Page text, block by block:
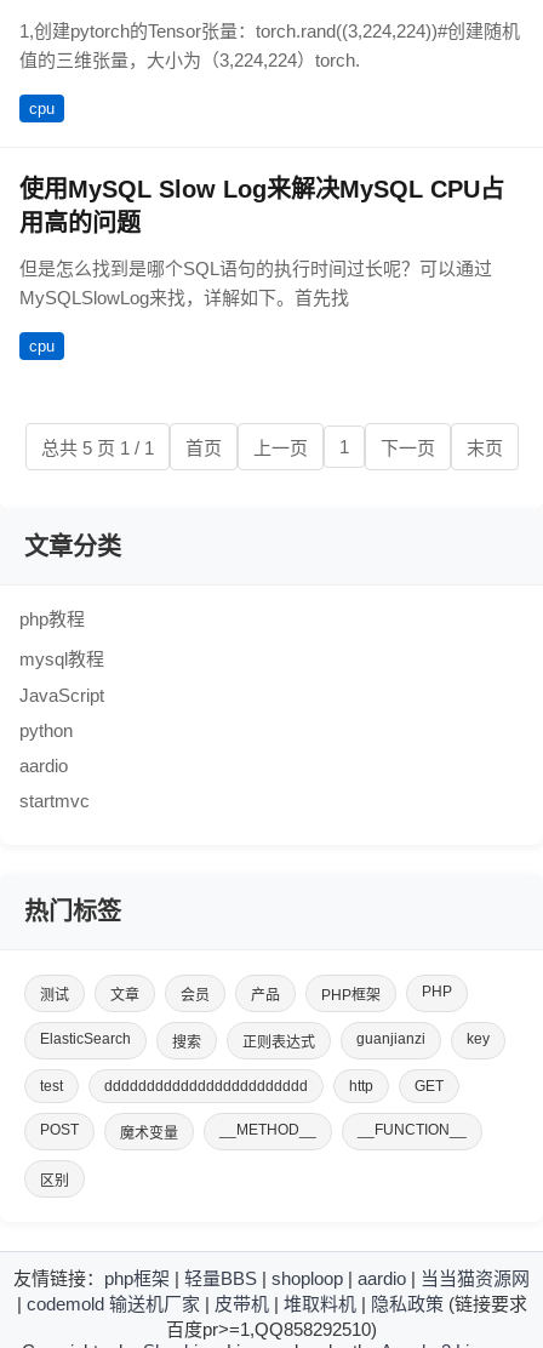
1,创建pytorch的Tensor张量：torch.rand((3,224,224))#创建随机
值的三维张量，大小为（3,224,224）torch.
cpu
使用MySQL Slow Log来解决MySQL CPU占
用高的问题
但是怎么找到是哪个SQL语句的执行时间过长呢？可以通过
MySQLSlowLog来找，详解如下。首先找
cpu
总共 5 页 1 / 1 首页 上一页 1 下一页 末页
文章分类
php教程
mysql教程
JavaScript
python
aardio
startmvc
热门标签
测试 文章 会员 产品 PHP框架 PHP
ElasticSearch 搜索 正则表达式 guanjianzi key
test dddddddddddddddddddddddd http GET
POST 魔术变量 __METHOD__ __FUNCTION__
区别
友情链接： php框架 | 轻量BBS | shoploop | aardio | 当当猫资源网
| codemold 输送机厂家 | 皮带机| 堆取料机| 隐私政策 (链接要求
百度pr>=1,QQ858292510)